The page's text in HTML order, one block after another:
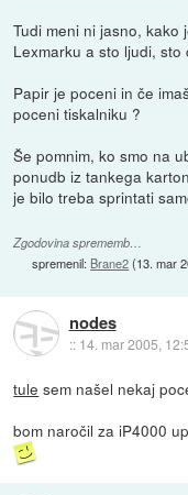
Tudi meni ni jasno,
Lexmarku a sto ljudi, sto
Papir je poceni in če
poceni tiskalniku ?
Še pomnim, ko smo na
ponudb iz tankega
je bilo treba sprintati
Zgodovina sprememb…
spremenil: Brane2(13. mar
nodes
:: 14. mar 2005,
tule sem našel nekaj
bom naročil za iP4000